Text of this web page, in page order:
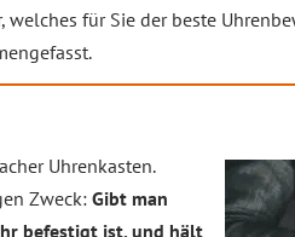
welches für Sie der beste
Uhrenkasten.
Zweck: Gibt man
befestigt ist, und hält